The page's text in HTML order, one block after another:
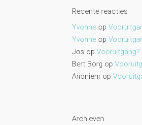
Recente reacties
Yvonne op
Yvonne op
Jos opVooruitgang?
Bert Borg op
Anoniem op
Archieven